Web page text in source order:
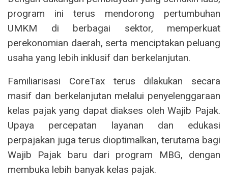
program ini terus mendorong pertumbuhan
UMKM di berbagai sektor, memperkuat
perekonomian daerah, serta menciptakan peluang
usaha yang lebih inklusif dan berkelanjutan.
Familiarisasi CoreTax terus dilakukan secara
masif dan berkelanjutan melalui penyelenggaraan
kelas pajak yang dapat diakses oleh Wajib Pajak.
Upaya percepatan layanan dan edukasi
perpajakan juga terus dioptimalkan, terutama bagi
Wajib Pajak baru dari program MBG, dengan
membuka lebih banyak kelas pajak.